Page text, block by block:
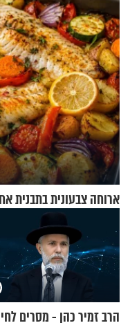
ארוחה צבעונית בתבנית
הרב זמיר כהן - מסרים